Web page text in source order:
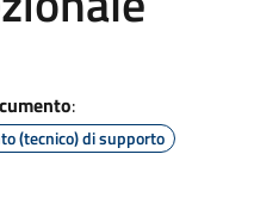
:
(tecnico) di supporto